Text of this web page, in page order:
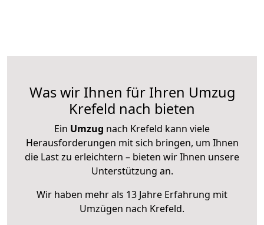
Was wir Ihnen für Ihren Umzug
Krefeld nach bieten
Ein Umzug nach Krefeld kann viele
Herausforderungen mit sich bringen, um Ihnen
die Last zu erleichtern – bieten wir Ihnen unsere
Unterstützung an.
Wir haben mehr als 13 Jahre Erfahrung mit
Umzügen nach Krefeld.